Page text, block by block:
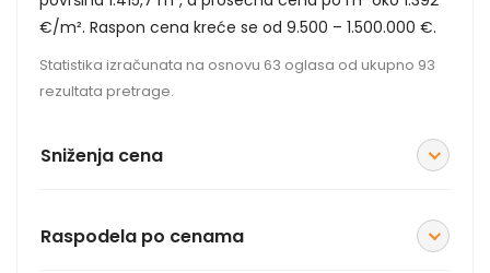
€/m². Raspon cena kreće se od 9.500 – 1.500.000 €.
Statistika izračunata na osnovu 63 oglasa od ukupno 93
rezultata pretrage.
Sniženja cena
Raspodela po cenama